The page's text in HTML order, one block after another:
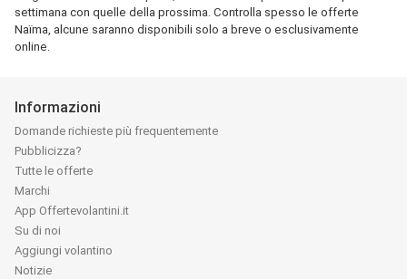
settimana con quelle della prossima. Controlla spesso le offerte
Naïma, alcune saranno disponibili solo a breve o esclusivamente
online.
Informazioni
Domande richieste più frequentemente
Pubblicizza?
Tutte le offerte
Marchi
App Offertevolantini.it
Su di noi
Aggiungi volantino
Notizie